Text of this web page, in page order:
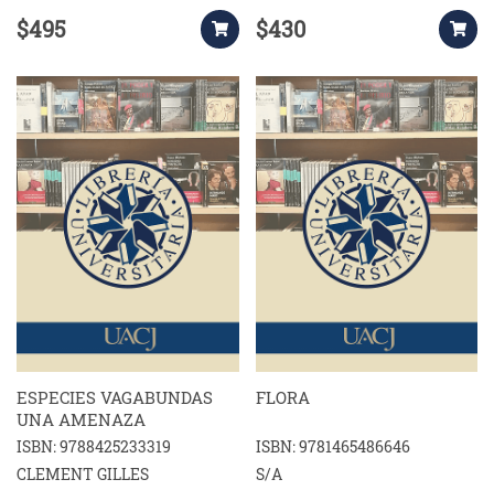
$495 $430
ESPECIES VAGABUNDAS
UNA AMENAZA
ISBN: 9788425233319
CLEMENT GILLES
FLORA
ISBN: 9781465486646
S/A